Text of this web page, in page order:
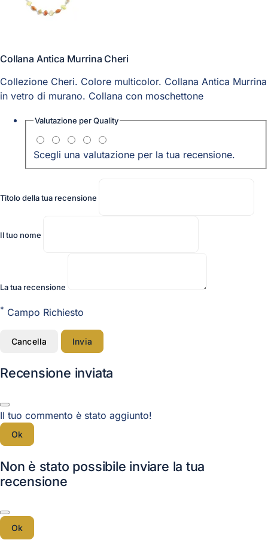
Collana Antica Murrina Cheri
Collezione Cheri. Colore multicolor. Collana Antica Murrina
in vetro di murano. Collana con moschettone
Valutazione perQuality
Scegli una valutazione per la tua recensione.
Titolo della tua recensione
Il tuo nome
La tua recensione
* Campo Richiesto
Cancella Invia
Recensione inviata
Il tuo commento è stato aggiunto!
Ok
Non è stato possibile inviare la tua
recensione
Ok